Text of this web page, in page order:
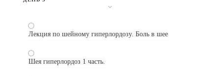
Лекция по шейному гиперлордозу. Боль в шее
Шея гиперлордоз 1 часть.